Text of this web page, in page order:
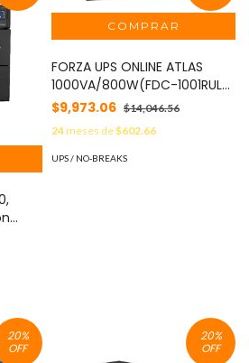
FORZA UPS ONLINE ATLAS
1000VA/800W(FDC-1001RUL)
- Doble Conversión,
$9,973.06 $14,046.56
24meses de$602.66
UPS / NO-BREAKS
20%
OFF
20%
OFF